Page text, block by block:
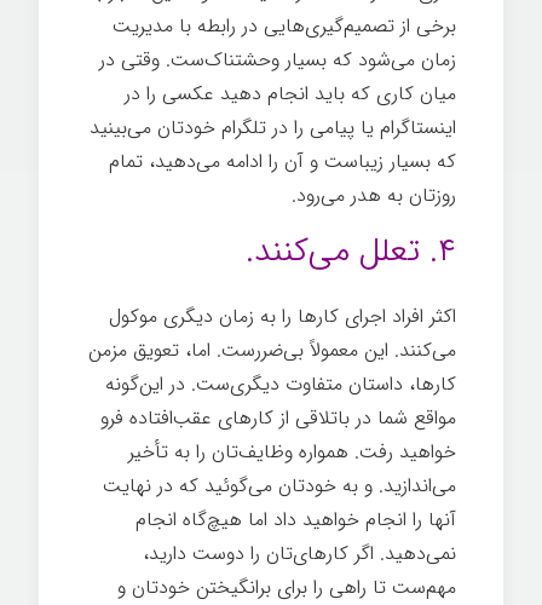
برخی از تصمیم‌گیری‌هایی در رابطه با مدیریت
زمان می‌شود که بسیار وحشتناک‌ست. وقتی در
میان کاری که باید انجام دهید عکسی را در
اینستاگرام یا پیامی را در تلگرام خودتان می‌بینید
که بسیار زیباست و آن را ادامه می‌دهید، تمام
روزتان به هدر می‌رود.
۴. تعلل می‌کنند.
اکثر افراد اجرای کارها را به زمان دیگری موکول
می‌کنند. این معمولاً بی‌ضررست. اما، تعویق مزمن
کارها، داستان متفاوت دیگری‌ست. در این‌گونه
مواقع شما در باتلاقی از کارهای عقب‌افتاده فرو
خواهید رفت. همواره وظایف‌تان را به تأخیر
می‌اندازید. و به خودتان می‌گوئید که در نهایت
آنها را انجام خواهید داد اما هیچ‌گاه انجام
نمی‌دهید. اگر کارهای‌تان را دوست دارید،
مهم‌ست تا راهی را برای برانگیختن خودتان و